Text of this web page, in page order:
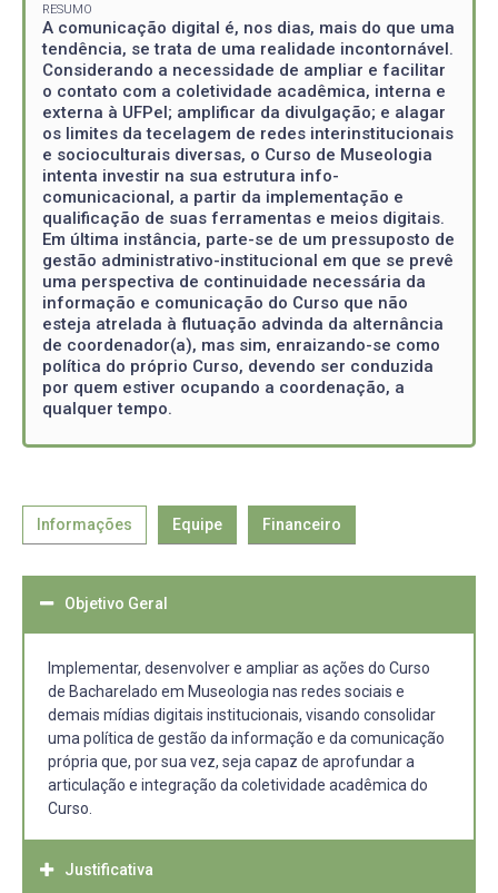
RESUMO
A comunicação digital é, nos dias, mais do que uma
tendência, se trata de uma realidade incontornável.
Considerando a necessidade de ampliar e facilitar
o contato com a coletividade acadêmica, interna e
externa à UFPel; amplificar da divulgação; e alagar
os limites da tecelagem de redes interinstitucionais
e socioculturais diversas, o Curso de Museologia
intenta investir na sua estrutura info-
comunicacional, a partir da implementação e
qualificação de suas ferramentas e meios digitais.
Em última instância, parte-se de um pressuposto de
gestão administrativo-institucional em que se prevê
uma perspectiva de continuidade necessária da
informação e comunicação do Curso que não
esteja atrelada à flutuação advinda da alternância
de coordenador(a), mas sim, enraizando-se como
política do próprio Curso, devendo ser conduzida
por quem estiver ocupando a coordenação, a
qualquer tempo.
Informações Equipe Financeiro
Objetivo Geral
Implementar, desenvolver e ampliar as ações do Curso
de Bacharelado em Museologia nas redes sociais e
demais mídias digitais institucionais, visando consolidar
uma política de gestão da informação e da comunicação
própria que, por sua vez, seja capaz de aprofundar a
articulação e integração da coletividade acadêmica do
Curso.
Justificativa